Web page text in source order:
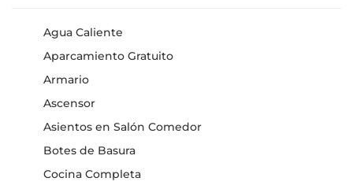
Agua Caliente
Aparcamiento Gratuito
Armario
Ascensor
Asientos en Salón Comedor
Botes de Basura
Cocina Completa